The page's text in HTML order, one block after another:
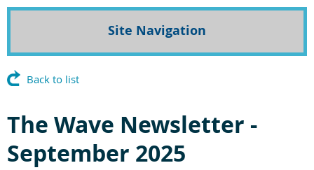
Site Navigation
Back to list
The Wave Newsletter -
September 2025